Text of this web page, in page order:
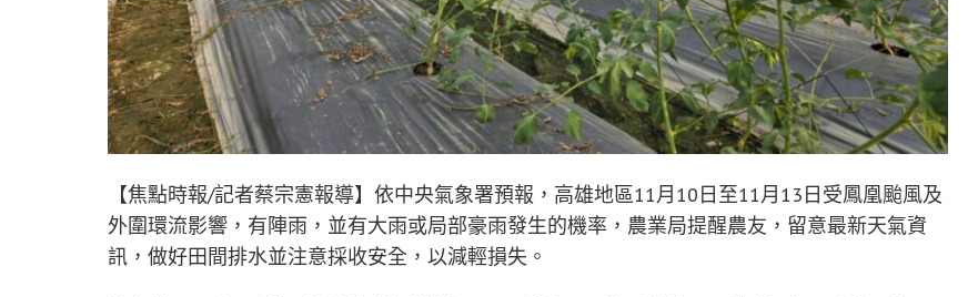
【焦點時報/記者蔡宗憲報導】依中央氣象署預報，高雄地區11月10日至11月13日受鳳凰颱風及
外圍環流影響，有陣雨，並有大雨或局部豪雨發生的機率，農業局提醒農友，留意最新天氣資
訊，做好田間排水並注意採收安全，以減輕損失。